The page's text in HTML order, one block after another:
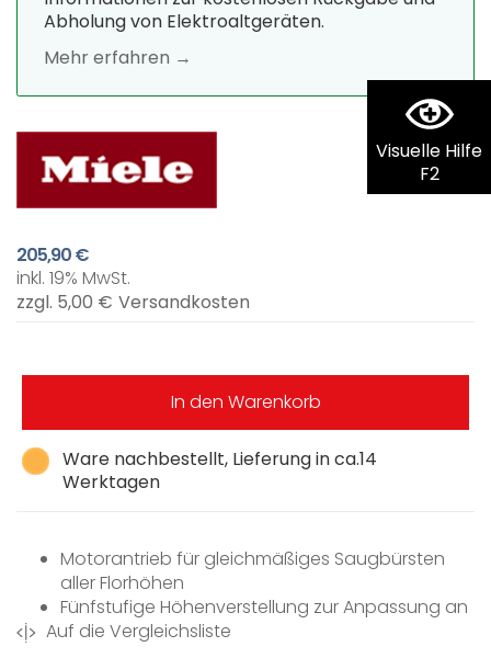
Visuelle Hilfe
F2
Abholung von Elektroaltgeräten.
Mehr erfahren →
205,90 €
inkl. 19% MwSt.
zzgl. 5,00 € Versandkosten
Ware nachbestellt, Lieferung in ca.14
Werktagen
In den Warenkorb
Motorantrieb für gleichmäßiges Saugbürsten
aller Florhöhen
Fünfstufige Höhenverstellung zur Anpassung an
jede Teppichhöhe
Auf die Vergleichsliste